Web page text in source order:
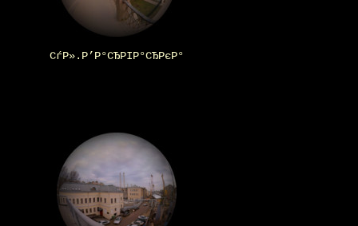
СѓР».Р’Р°СЂРІР°СЂРєР°